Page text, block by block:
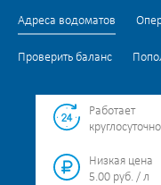
Адреса водоматов
Проверить баланс
Работает
круглосуточно
Низкая цена
5.00 руб. / л